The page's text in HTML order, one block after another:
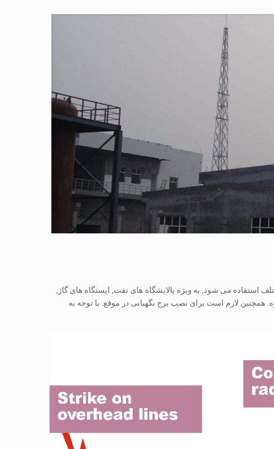
می شود, به ویژه پالایشگاه های نفت, ایستگاه های گاز,
همچنین لازم است برای نصب برج نگهبانی در موقع. با توجه به